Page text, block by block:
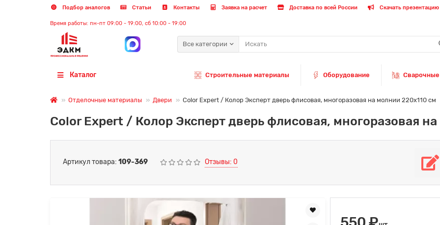
Подбор аналогов Статьи Контакты Заявка на расчет Доставка по всей России Скачать
Время работы: пн-пт 09:00 - 19:00, сб 10:00 - 19:00
Все категории
Каталог Строительные материалы Оборудование
Отделочные материалы Двери Color Expert / Колор Эксперт дверь флисовая, многоразовая на молнии 220х110 см
Color Expert / Колор Эксперт дверь флисовая, многоразовая
Артикул товара: 109-369 Отзывы: 0